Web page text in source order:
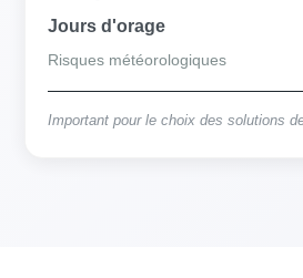
Jours d'orage
Risques météorologiques
Important pour le choix des solutions